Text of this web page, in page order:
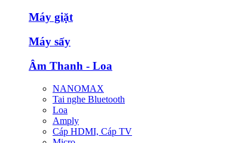
Máy giặt
Máy sấy
Âm Thanh - Loa
NANOMAX
Tai nghe Bluetooth
Loa
Amply
Cáp HDMI, Cáp TV